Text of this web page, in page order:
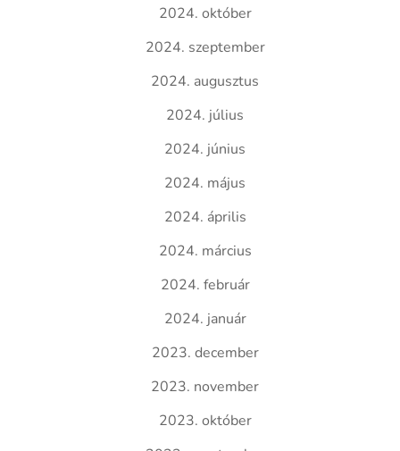
2024. október
2024. szeptember
2024. augusztus
2024. július
2024. június
2024. május
2024. április
2024. március
2024. február
2024. január
2023. december
2023. november
2023. október